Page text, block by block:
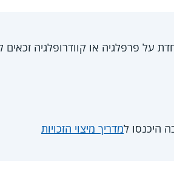
פעולות איבה עם דרגת נכות 100% מיוחדת על פרפלגיה או
היכנסו למדריך מיצוי הזכויות